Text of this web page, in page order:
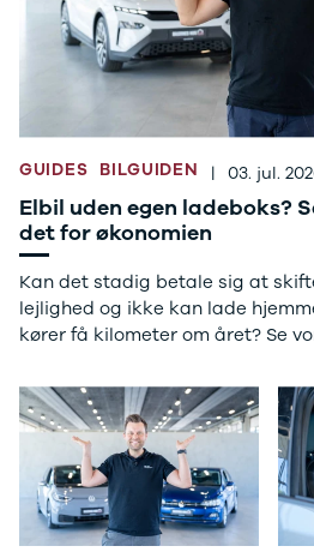
Anmeldelser
Privatleasing
Kampagner
Qashqai
Anmeldelser
Privatleasing
Kampagner
X-Trail
Anmeldelser
Privatleasing
Kampagner
5 EV
Modeller
Anmeldelser
Privatleasing
Kampagner
JAECOO
J5 EV
A4
A5
A6
A7
Q2
Q3
Q4 e-tron
Q5
S3
SQ5
SQ7
TT
S5
RS6
BMW
Se alle BMW
Elbil
1-serie
GUIDES BILGUIDEN | 03. jul.
Elbil uden egen ladeboks?
det for økonomien
Kan det stadig betale sig at
lejlighed og ikke kan lade
kører få kilometer om året? Se